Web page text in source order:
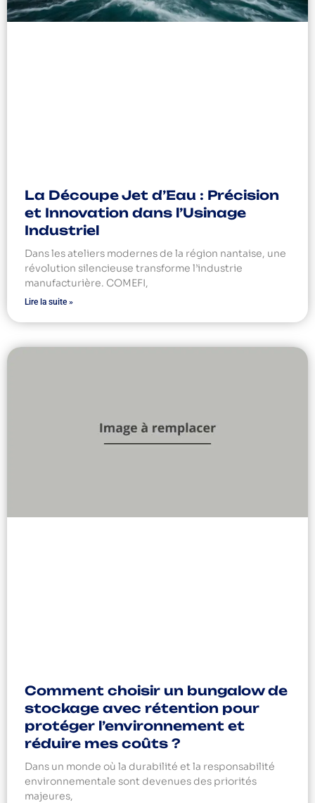
La Découpe Jet d’Eau : Précision
et Innovation dans l’Usinage
Industriel
Dans les ateliers modernes de la région nantaise, une
révolution silencieuse transforme l’industrie
manufacturière. COMEFI,
Lire la suite »
Comment choisir un bungalow de
stockage avec rétention pour
protéger l’environnement et
réduire mes coûts ?
Dans un monde où la durabilité et la responsabilité
environnementale sont devenues des priorités
majeures,